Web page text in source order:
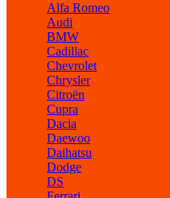
Alfa Romeo
Audi
BMW
Cadillac
Chevrolet
Chrysler
Citroën
Cupra
Dacia
Daewoo
Daihatsu
Dodge
DS